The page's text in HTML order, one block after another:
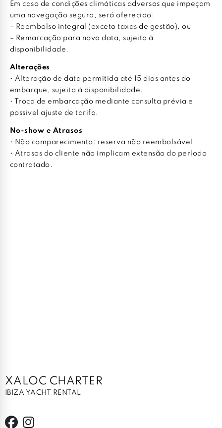
Em caso de condições climáticas adversas que impeçam
uma navegação segura, será oferecido:
– Reembolso integral (exceto taxas de gestão), ou
– Remarcação para nova data, sujeita à
disponibilidade.
Alterações
• Alteração de data permitida até 15 dias antes do
embarque, sujeita à disponibilidade.
• Troca de embarcação mediante consulta prévia e
possível ajuste de tarifa.
No-show e Atrasos
• Não comparecimento: reserva não reembolsável.
• Atrasos do cliente não implicam extensão do período
contratado.
XALOC CHARTER
IBIZA YACHT RENTAL